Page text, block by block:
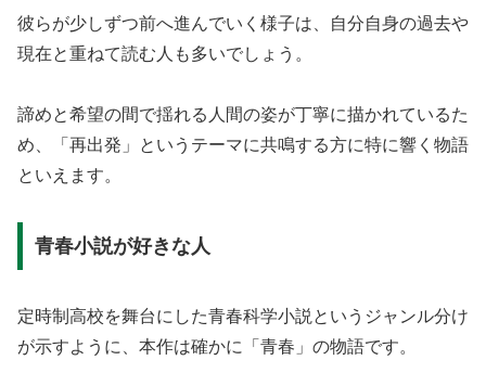
彼らが少しずつ前へ進んでいく様子は、自分自身の過去や
現在と重ねて読む人も多いでしょう。
諦めと希望の間で揺れる人間の姿が丁寧に描かれているた
め、「再出発」というテーマに共鳴する方に特に響く物語
といえます。
青春小説が好きな人
定時制高校を舞台にした青春科学小説というジャンル分け
が示すように、本作は確かに「青春」の物語です。